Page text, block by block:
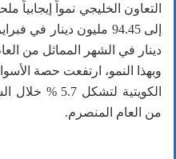
دينار في الشهر المماثل من
وبهذا النمو، ارتفعت حصة
من العام المنصرم.